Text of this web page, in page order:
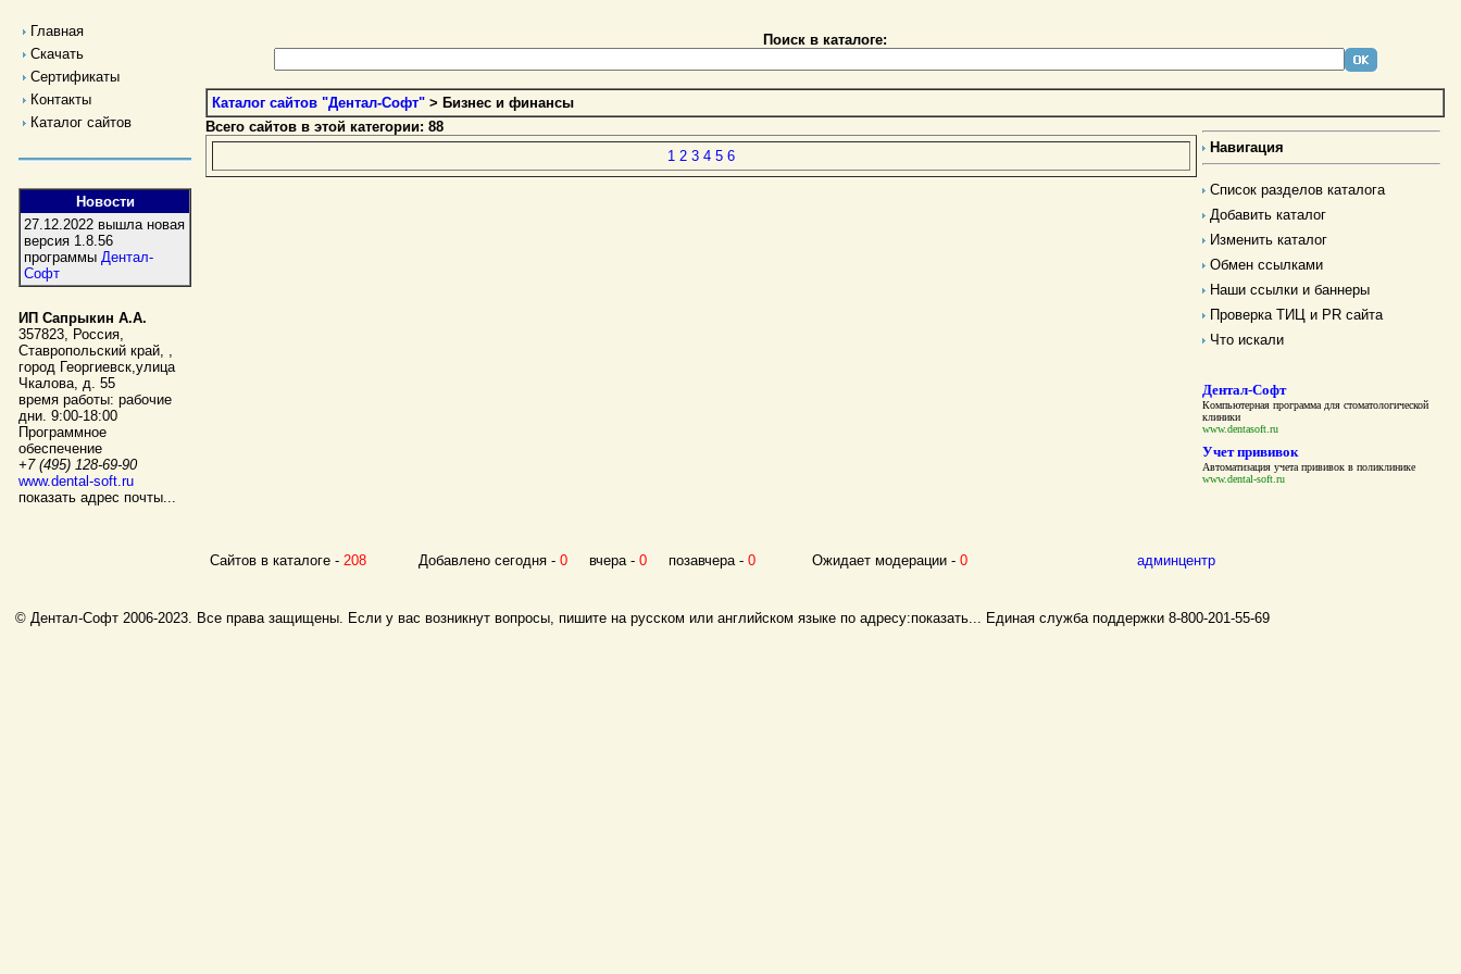
Главная
Скачать
Сертификаты
Контакты
Каталог сайтов
Новости
27.12.2022 вышла новая
версия 1.8.56
программы Дентал-
Софт
ИП Сапрыкин А.А.
357823, Россия,
Ставропольский край, ,
город Георгиевск,улица
Чкалова, д. 55
время работы: рабочие
дни. 9:00-18:00
Программное
обеспечение
+7 (495) 128-69-90
www.dental-soft.ru
показать адрес почты...
Поиск в каталоге:
Каталог сайтов "Дентал-Софт" > Бизнес и финансы
Всего сайтов в этой категории: 88
1 2 3 4 5 6
Навигация
Список разделов каталога
Добавить каталог
Изменить каталог
Обмен ссылками
Наши ссылки и баннеры
Проверка ТИЦ и PR сайта
Что искали
Дентал-Софт
Компьютерная программа для стоматологической
клиники
www.dentasoft.ru
Учет прививок
Автоматизация учета прививок в поликлинике
www.dental-soft.ru
Сайтов в каталоге - 208 Добавлено сегодня - 0 вчера - 0 позавчера - 0 Ожидает модерации - 0 админцентр
© Дентал-Софт 2006-2023. Все права защищены. Если у вас возникнут вопросы, пишите на русском или английском языке по адресу:показать... Единая служба поддержки 8-800-201-55-69